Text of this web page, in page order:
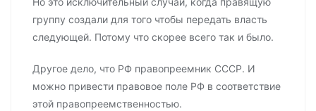
группу создали для того чтобы передать власть
следующей. Потому что скорее всего так и было.
Другое дело, что РФ правопреемник СССР. И
можно привести правовое поле РФ в соответствие
этой правопреемственностью.